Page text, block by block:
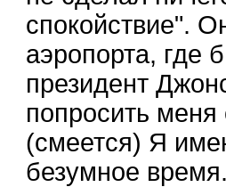
спокойствие".
аэропорта,
президент
попросить меня
(смеется) Я
безумное